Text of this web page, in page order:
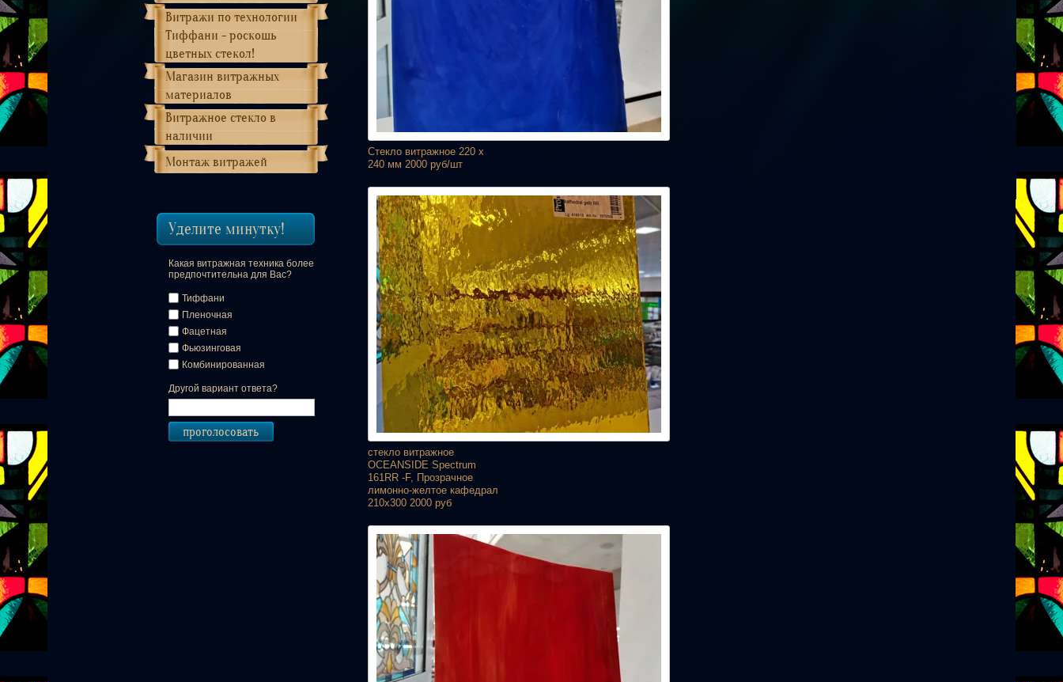
Витражи по технологии
Тиффани - роскошь
цветных стекол!
Магазин витражных
материалов
Витражное стекло в
наличии
Монтаж витражей
Уделите минутку!
Какая витражная техника более
предпочтительна для Вас?
Тиффани
Пленочная
Фацетная
Фьюзинговая
Комбинированная
Другой вариант ответа?
проголосовать
Стекло витражное 220 х
240 мм 2000 руб/шт
стекло витражное
OCEANSIDE Spectrum
161RR -F, Прозрачное
лимонно-желтое кафедрал
210х300 2000 руб